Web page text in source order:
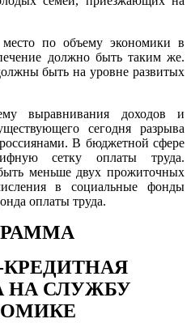
по объему экономики в
должно быть таким же.
быть на уровне развитых
выравнивания доходов и
сегодня разрыва
В бюджетной сфере
сетку оплаты труда.
меньше двух прожиточных
в социальные фонды
оплаты труда.
НА СЛУЖБУ